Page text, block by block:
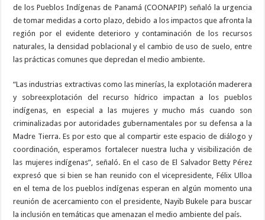
de los Pueblos Indígenas de Panamá (COONAPIP) señaló la urgencia
de tomar medidas a corto plazo, debido a los impactos que afronta la
región por el evidente deterioro y contaminación de los recursos
naturales, la densidad poblacional y el cambio de uso de suelo, entre
las prácticas comunes que depredan el medio ambiente.
“Las industrias extractivas como las minerías, la explotación maderera
y sobreexplotación del recurso hídrico impactan a los pueblos
indígenas, en especial a las mujeres y mucho más cuando son
criminalizadas por autoridades gubernamentales por su defensa a la
Madre Tierra. Es por esto que al compartir este espacio de diálogo y
coordinación, esperamos fortalecer nuestra lucha y visibilización de
las mujeres indígenas”, señaló. En el caso de El Salvador Betty Pérez
expresó que si bien se han reunido con el vicepresidente, Félix Ulloa
en el tema de los pueblos indígenas esperan en algún momento una
reunión de acercamiento con el presidente, Nayib Bukele para buscar
la inclusión en temáticas que amenazan el medio ambiente del país.